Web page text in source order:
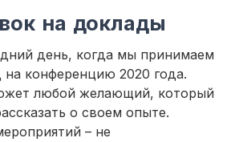
на доклады
день, когда мы принимаем
на конференцию 2020 года.
любой желающий, который
о своем опыте.
– не